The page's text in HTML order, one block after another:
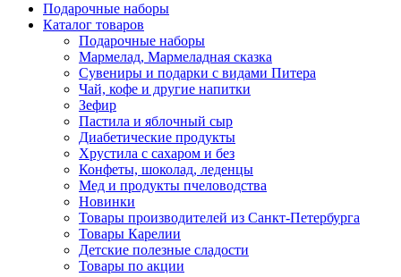
Подарочные наборы
Каталог товаров
Подарочные наборы
Мармелад, Мармеладная сказка
Сувениры и подарки с видами Питера
Чай, кофе и другие напитки
Зефир
Пастила и яблочный сыр
Диабетические продукты
Хрустила с сахаром и без
Конфеты, шоколад, леденцы
Мед и продукты пчеловодства
Новинки
Товары производителей из Санкт-Петербурга
Товары Карелии
Детские полезные сладости
Товары по акции